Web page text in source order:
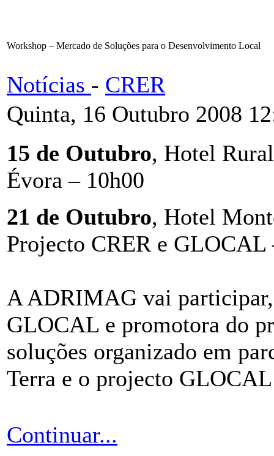
Workshop – Mercado de Soluções para o Desenvolvimento Local
Notícias - CRER
Quinta, 16 Outubro 2008
15 de Outubro, Hotel
Évora – 10h00
21 de Outubro, Hotel
Projecto CRER e
A ADRIMAG vai
GLOCAL e promotora do
soluções organizado em
Terra e o projecto
Continuar...